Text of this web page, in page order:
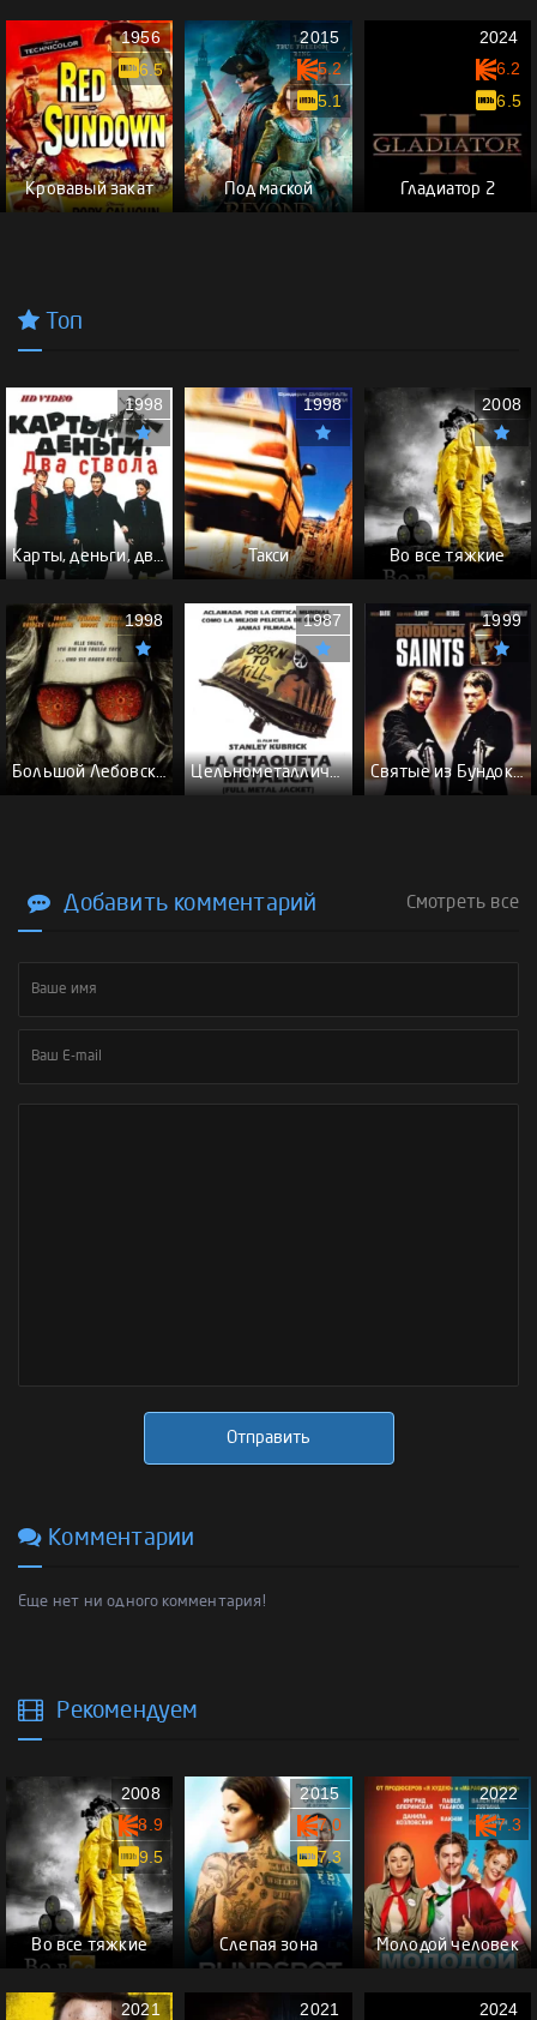
Кровавый закат
1956
6.5
Под маской
2015
5.2
5.1
Гладиатор 2
2024
6.2
6.5
Топ
Карты, деньги, два ствола - (Перевод Гоблина)
1998
Такси
1998
Во все тяжкие
2008
Большой Лебовски - (Перевод Гоблина)
1998
Цельнометаллическая оболочка - (Перевод Гоблина)
1987
Святые из Бундока \ Святые из трущоб - (Перевод Гоблина)
1999
Добавить комментарий Смотреть все
Отправить
Комментарии
Еще нет ни одного комментария!
Рекомендуем
Во все тяжкие
2008
8.9
9.5
Слепая зона
2015
7.0
7.3
Молодой человек
2022
7.3
2021
2021
2024